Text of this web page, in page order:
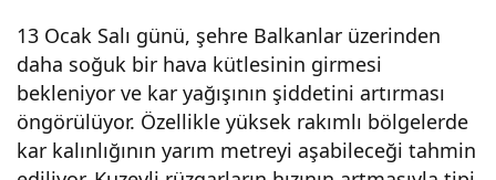
13 Ocak Salı günü, şehre Balkanlar üzerinden
daha soğuk bir hava kütlesinin girmesi
bekleniyor ve kar yağışının şiddetini artırması
öngörülüyor. Özellikle yüksek rakımlı bölgelerde
kar kalınlığının yarım metreyi aşabileceği tahmin